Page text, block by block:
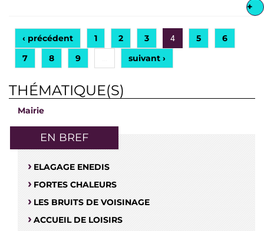
+
‹ précédent 1 2 3 4 5
6
7
8 9 suivant ›
THÉMATIQUE(S)
Mairie
EN BREF
ELAGAGE ENEDIS
FORTES CHALEURS
LES BRUITS DE VOISINAGE
ACCUEIL DE LOISIRS